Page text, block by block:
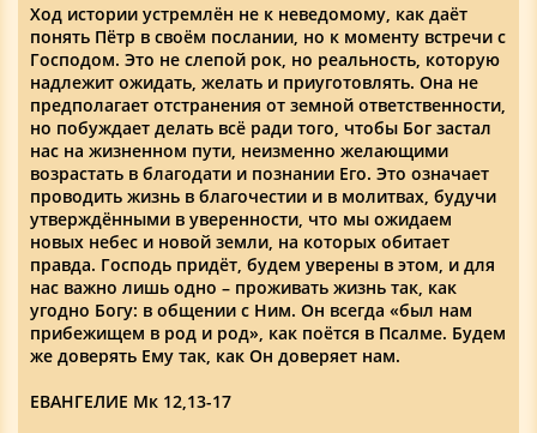
Ход истории устремлён не к неведомому, как даёт
понять Пётр в своём послании, но к моменту встречи с
Господом. Это не слепой рок, но реальность, которую
надлежит ожидать, желать и приуготовлять. Она не
предполагает отстранения от земной ответственности,
но побуждает делать всё ради того, чтобы Бог застал
нас на жизненном пути, неизменно желающими
возрастать в благодати и познании Его. Это означает
проводить жизнь в благочестии и в молитвах, будучи
утверждёнными в уверенности, что мы ожидаем
новых небес и новой земли, на которых обитает
правда. Господь придёт, будем уверены в этом, и для
нас важно лишь одно – проживать жизнь так, как
угодно Богу: в общении с Ним. Он всегда «был нам
прибежищем в род и род», как поётся в Псалме. Будем
же доверять Ему так, как Он доверяет нам.
ЕВАНГЕЛИЕ Мк 12,13-17